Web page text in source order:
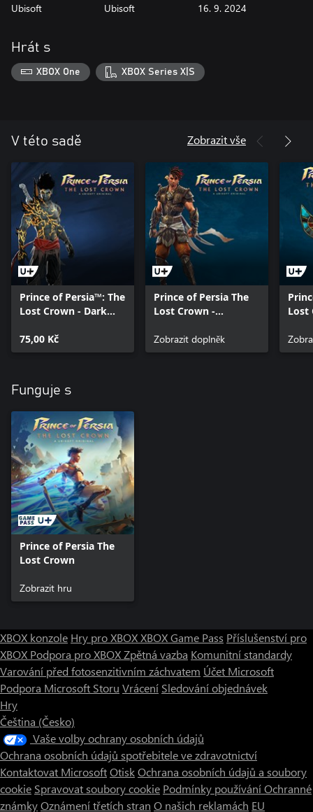
Ubisoft Ubisoft 16. 9. 2024
Hrát s
XBOX One XBOX Series X|S
V této sadě Zobrazit vše
Prince of Persia™: The
Lost Crown - Dark
75,00 Kč
Prince of Persia The
Lost Crown -
Zobrazit doplněk
Lost
Funguje s
Prince of Persia The
Lost Crown
Zobrazit hru
XBOX konzole Hry pro XBOXXBOX Game Pass Příslušenství pro
XBOX Podpora pro XBOXZpětná vazba Komunitní standardy
Varování před fotosenzitivním záchvatem Účet Microsoft
Podpora Microsoft Storu Vrácení Sledování objednávek
Hry
Čeština (Česko)
Vaše volby ochrany osobních údajů
Ochrana osobních údajů spotřebitele ve zdravotnictví
Kontaktovat MicrosoftOtiskOchrana osobních údajů a soubory
cookie Spravovat soubory cookie Podmínky používáníOchranné
známkyOznámení třetích stran O našich reklamách EU